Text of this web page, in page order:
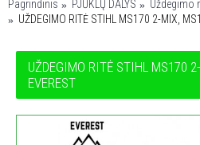
Pagrindinis PJŪKLŲ DALYS
Uždegimo
UŽDEGIMO RITĖ STIHL MS170 2-MIX,
UŽDEGIMO RITĖ STIHL MS170
EVEREST